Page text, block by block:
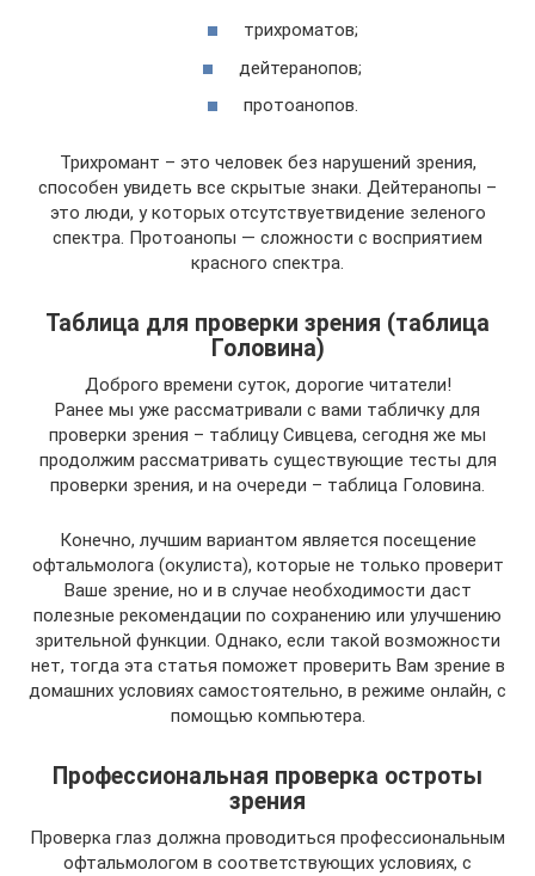
трихроматов;
дейтеранопов;
протоанопов.
Трихромант – это человек без нарушений зрения,
способен увидеть все скрытые знаки. Дейтеранопы –
это люди, у которых отсутствуетвидение зеленого
спектра. Протоанопы — сложности с восприятием
красного спектра.
Таблица для проверки зрения (таблица
Головина)
Доброго времени суток, дорогие читатели!
Ранее мы уже рассматривали с вами табличку для
проверки зрения – таблицу Сивцева, сегодня же мы
продолжим рассматривать существующие тесты для
проверки зрения, и на очереди – таблица Головина.
Конечно, лучшим вариантом является посещение
офтальмолога (окулиста), которые не только проверит
Ваше зрение, но и в случае необходимости даст
полезные рекомендации по сохранению или улучшению
зрительной функции. Однако, если такой возможности
нет, тогда эта статья поможет проверить Вам зрение в
домашних условиях самостоятельно, в режиме онлайн, с
помощью компьютера.
Профессиональная проверка остроты
зрения
Проверка глаз должна проводиться профессиональным
офтальмологом в соответствующих условиях, с